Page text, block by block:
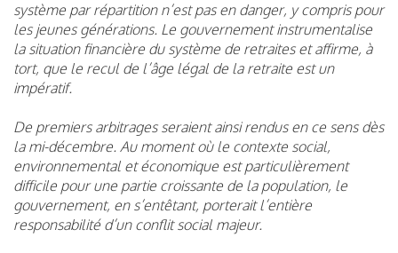
système par répartition n’est pas en danger, y compris pour
les jeunes générations. Le gouvernement instrumentalise
la situation financière du système de retraites et affirme, à
tort, que le recul de l’âge légal de la retraite est un
impératif.
De premiers arbitrages seraient ainsi rendus en ce sens dès
la mi-décembre. Au moment où le contexte social,
environnemental et économique est particulièrement
difficile pour une partie croissante de la population, le
gouvernement, en s’entêtant, porterait l’entière
responsabilité d’un conflit social majeur.